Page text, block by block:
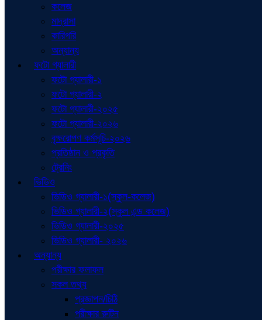
কলেজ
মাদ্রাসা
কারিগরি
অন্যান্য
ফটো গ্যালারী
ফটো গ্যালারী-১
ফটো গ্যালারী-২
ফটো গ্যালারী-২০২৫
ফটো গ্যালারী-২০২৬
বৃক্ষরোপণ কর্মসূচি-২০২৬
প্রতিষ্ঠান ও প্রকৃতি
ট্রেনিং
ভিডিও
ভিডিও গ্যালারী-১(স্কুল-কলেজ)
ভিডিও গ্যালারী-২(স্কুল এন্ড কলেজ)
ভিডিও গ্যালারী-২০২৫
ভিডিও গ্যালারী- ২০২৬
অন্যান্য
পরীক্ষার ফলাফল
সকল তথ্য
প্রজ্ঞাপন/চিঠি
পরীক্ষার রুটিন